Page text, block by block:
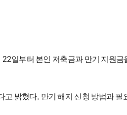
22일부터 본인 저축금과 만기 지원금
고 밝혔다. 만기 해지 신청 방법과 필